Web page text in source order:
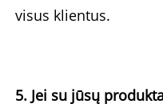
visus klientus.
5. Jei su jūsų